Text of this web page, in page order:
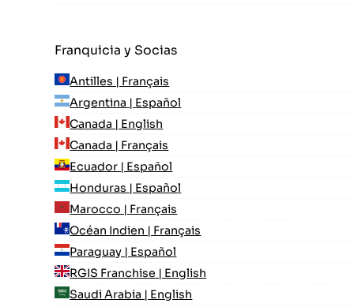
Franquicia y Socias
Antilles | Français
Argentina | Español
Canada | English
Canada | Français
Ecuador | Español
Honduras | Español
Marocco | Français
Océan Indien | Français
Paraguay | Español
RGIS Franchise | English
Saudi Arabia | English